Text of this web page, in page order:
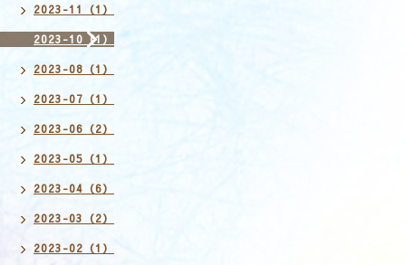
2023-11（1）
2023-10（1）
2023-08（1）
2023-07（1）
2023-06（2）
2023-05（1）
2023-04（6）
2023-03（2）
2023-02（1）